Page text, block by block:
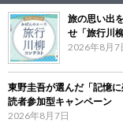
旅の思い出
せ「旅行川
2026年8月7
東野圭吾が選んだ「記憶
読者参加型キャンペーン
2026年8月7日